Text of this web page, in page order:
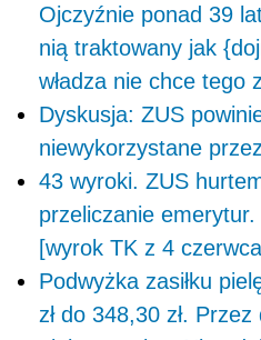
Ojczyźnie ponad 39
nią traktowany jak
władza nie chce tego
Dyskusja: ZUS
niewykorzystane
43 wyroki. ZUS
przeliczanie
[wyrok TK z 4
Podwyżka zasiłku
zł do 348,30 zł.